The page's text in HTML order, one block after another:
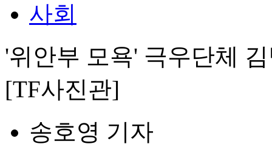
사회
'위안부 모욕' 극우단체
[TF사진관]
송호영 기자